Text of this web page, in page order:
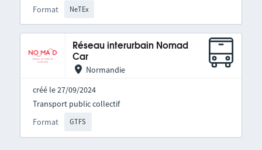
Format NeTEx
Réseau interurbain Nomad
Car
Normandie
créé le 27/09/2024
Format GTFS
Transport public collectif